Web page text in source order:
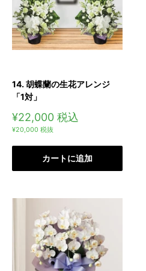
14. 胡蝶蘭の生花アレンジ
「1対」
販
売
格
¥22,000 税込
¥20,000 税抜
カートに追加